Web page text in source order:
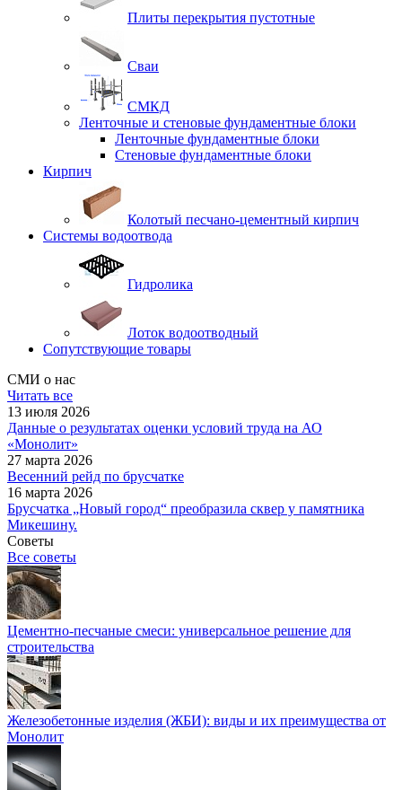
Плиты перекрытия пустотные
Сваи
СМКД
Ленточные и стеновые фундаментные блоки
Ленточные фундаментные блоки
Стеновые фундаментные блоки
Кирпич
Колотый песчано-цементный кирпич
Системы водоотвода
Гидролика
Лоток водоотводный
Сопутствующие товары
СМИ о нас
Читать все
13 июля 2026
Данные о результатах оценки условий труда на АО
«Монолит»
27 марта 2026
Весенний рейд по брусчатке
16 марта 2026
Брусчатка „Новый город“ преобразила сквер у памятника
Микешину.
Советы
Все советы
Цементно-песчаные смеси: универсальное решение для
строительства
Железобетонные изделия (ЖБИ): виды и их преимущества от
Монолит